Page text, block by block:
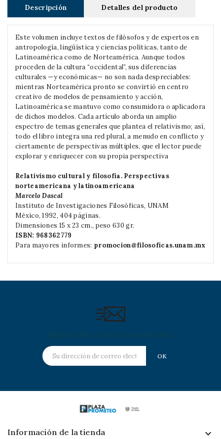
Descripción Detalles del producto
Este volumen incluye textos de filósofos y de expertos en
antropología, lingüística y ciencias políticas, tanto de
Latinoamérica como de Norteamérica. Aunque todos
proceden de la cultura “occidental”, sus diferencias
culturales —y económicas— no son nada despreciables:
mientras Norteamérica pronto se convirtió en centro
creativo de modelos de pensamiento y acción,
Latinoamérica se mantuvo como consumidora o aplicadora
de dichos modelos. Cada artículo aborda un amplio
espectro de temas generales que plantea el relativismo; así,
todo el libro integra una red plural, a menudo en conflicto y
ciertamente de perspectivas múltiples, que el lector puede
explorar y enriquecer con su propia perspectiva
Relativismo cultural y filosofía. Perspectivas
norteamericana y latinoamericana
Marcelo Dascal
Instituto de Investigaciones Filosóficas, UNAM
México, 1992, 404 páginas.
Dimensiones 15 x 23 cm., peso 630 gr.
ISBN: 968362779
Para mayores informes: promocion@filosoficas.unam.mx
Información de la tienda keyboard_arrow_down